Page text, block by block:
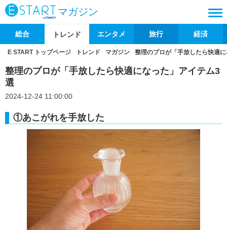
マガジン
総合 トレンド エンタメ 旅行 経済
E START トップページ トレンド マガジン 整理のプロが「手放したら快適
整理のプロが「手放したら快適になった」アイテム3
選
2024-12-24 11:00:00
①あこがれを手放した